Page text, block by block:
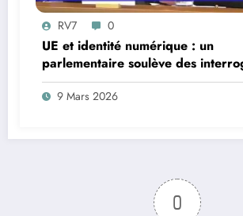
RV7 0
UE et identité numérique : un
parlementaire soulève des
juridiques
9 Mars 2026
0